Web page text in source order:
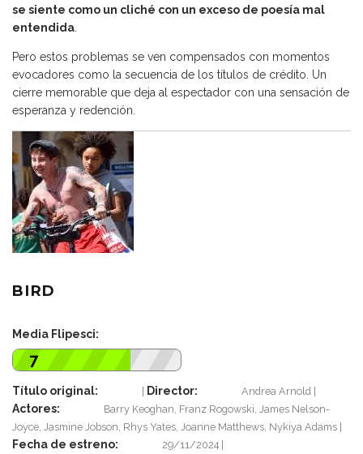
se siente como un cliché con un exceso de poesía mal
entendida.
Pero estos problemas se ven compensados con momentos
evocadores como la secuencia de los títulos de crédito. Un
cierre memorable que deja al espectador con una sensación de
esperanza y redención.
BIRD
Media Flipesci:
7
Título original: Director: Andrea Arnold
Actores:
Barry Keoghan, Franz Rogowski, James Nelson-
Joyce, Jasmine Jobson, Rhys Yates, Joanne Matthews, Nykiya Adams
Fecha de estreno: 29/11/2024